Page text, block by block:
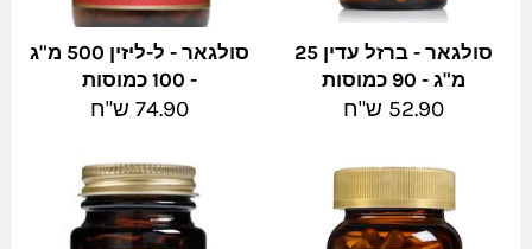
סולגאר - ל-ליזין 500 מ"ג
- 100 כמוסות
מחיר
74.90 ש"ח
סולגאר - ברזל עדין 25
מ"ג - 90 כמוסות
מחיר
52.90 ש"ח